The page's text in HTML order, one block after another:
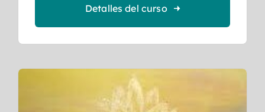
Detalles del curso